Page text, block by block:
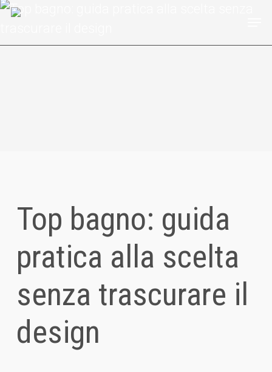
Skip
main
Top bagno: guida
pratica alla scelta
senza trascurare il
design